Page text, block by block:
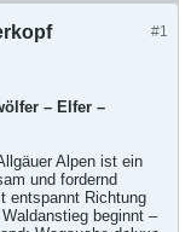
#1
– Elfer –
Alpen ist ein
und fordernd
entspannt Richtung
beginnt –